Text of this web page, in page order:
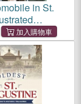
in St.